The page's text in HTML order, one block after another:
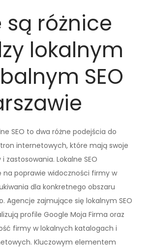
są różnice
lokalnym
SEO
SEO to dwa różne podejścia do
internetowych, które mają swoje
zastosowania. Lokalne SEO
na poprawie widoczności firmy w
dla konkretnego obszaru
Agencje zajmujące się lokalnym SEO
profile Google Moja Firma oraz
firmy w lokalnych katalogach i
Kluczowym elementem